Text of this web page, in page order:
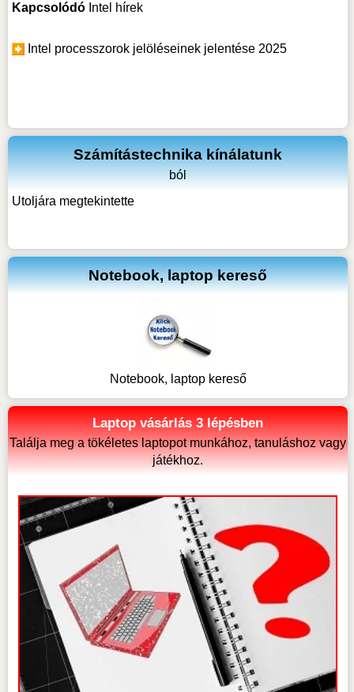
Kapcsolódó Intel hírek
Intel processzorok jelöléseinek jelentése 2025
Számítástechnika kínálatunk
ból
Utoljára megtekintette
Notebook, laptop kereső
Notebook, laptop kereső
Laptop vásárlás 3 lépésben
Találja meg a tökéletes laptopot munkához, tanuláshoz vagy
játékhoz.